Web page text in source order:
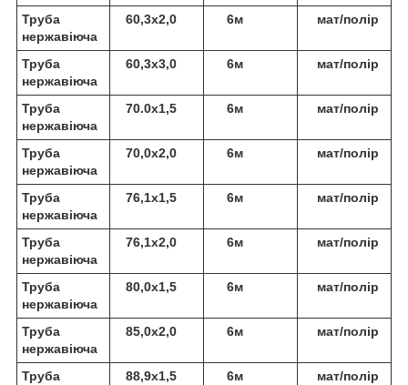
Труба
нержавіюча
60,3х2,0 6м мат/полір
Труба
нержавіюча
60,3х3,0 6м мат/полір
Труба
нержавіюча
70.0х1,5 6м мат/полір
Труба
нержавіюча
70,0х2,0 6м мат/полір
Труба
нержавіюча
76,1х1,5 6м мат/полір
Труба
нержавіюча
76,1х2,0 6м мат/полір
Труба
нержавіюча
80,0х1,5 6м мат/полір
Труба
нержавіюча
85,0х2,0 6м мат/полір
Труба 88,9х1,5 6м мат/полір